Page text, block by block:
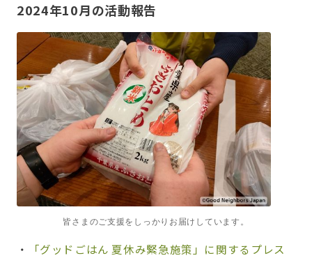
2024年10月の活動報告
皆さまのご支援をしっかりお届けしています。
・
「グッドごはん 夏休み緊急施策」に関するプレス